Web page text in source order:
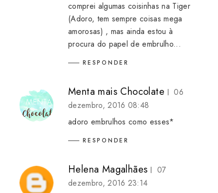
comprei algumas coisinhas na Tiger
(Adoro, tem sempre coisas mega
amorosas) , mas ainda estou à
procura do papel de embrulho...
RESPONDER
Menta mais Chocolate
06
dezembro, 2016 08:48
adoro embrulhos como esses*
RESPONDER
Helena Magalhães
07
dezembro, 2016 23:14